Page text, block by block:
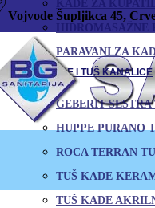
Vojvode Šupljikca 45,
KADE ZA
HIDROMASAŽNE
PARAVANI ZA
TUŠ KADE I TUŠ KANALICE
GEBERIT
HUPPE PURANO
ROCA TERRAN
TUŠ KADE
TUŠ KADE